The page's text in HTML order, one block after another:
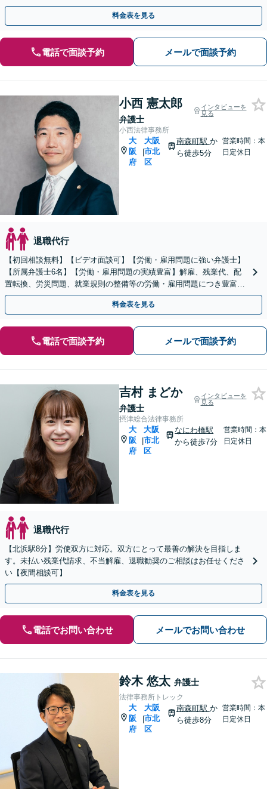
対応実績【完全個室対応】
料金表を見る
電話で面談予約 メールで面談予約
小西 憲太郎
弁護士
インタビューを
見る
小西法律事務所
大
阪
府
|
大阪
市北
区
南森町駅 か
ら徒歩5分
営業時間：本
日定休日
退職代行
【初回相談無料】【ビデオ面談可】【労働・雇用問題に強い弁護士】
【所属弁護士6名】【労働・雇用問題の実績豊富】解雇、残業代、配
置転換、労災問題、就業規則の整備等の労働・雇用問題につき豊富な
対応実績【完全個室対応】
料金表を見る
電話で面談予約 メールで面談予約
吉村 まどか
弁護士
インタビューを
見る
摂津総合法律事務所
大
阪
府
|
大阪
市北
区
なにわ橋駅
から徒歩7分
営業時間：本
日定休日
退職代行
【北浜駅8分】労使双方に対応。双方にとって最善の解決を目指しま
す。未払い残業代請求、不当解雇、退職勧奨のご相談はお任せくださ
い【夜間相談可】
料金表を見る
電話でお問い合わせ メールでお問い合わせ
鈴木 悠太 弁護士
法律事務所トレック
大
阪
府
|
大阪
市北
区
南森町駅 か
ら徒歩8分
営業時間：本
日定休日